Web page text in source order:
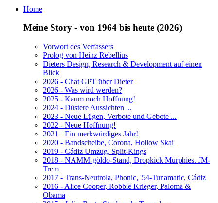
Home
Meine Story - von 1964 bis heute (2026)
Vorwort des Verfassers
Prolog von Heinz Rebellius
Dieters Design, Research & Development auf einen
Blick
2026 - Chat GPT über Dieter
2026 - Was wird werden?
2025 - Kaum noch Hoffnung!
2024 - Düstere Aussichten ...
2023 - Neue Lügen, Verbote und Gebote ...
2022 - Neue Hoffnung!
2021 - Ein merkwürdiges Jahr!
2020 - Bandscheibe, Corona, Hollow Skai
2019 - Cádiz Umzug, Split-Kings
2018 - NAMM-göldo-Stand, Dropkick Murphies. JM-
Trem
2017 - Trans-Neutrola, Phonic, '54-Tunamatic, Cádiz
2016 - Alice Cooper, Robbie Krieger, Paloma &
Obama